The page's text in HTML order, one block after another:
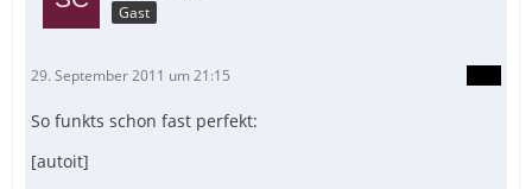
Gast
29. September 2011 um 21:15
So funkts schon fast perfekt:
[autoit]